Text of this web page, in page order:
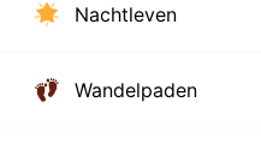
Nachtleven
Wandelpaden